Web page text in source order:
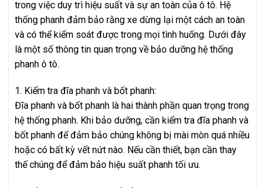
trong việc duy trì hiệu suất và sự an toàn của ô tô. Hệ
thống phanh đảm bảo rằng xe dừng lại một cách an toàn
và có thể kiểm soát được trong mọi tình huống. Dưới đây
là một số thông tin quan trọng về bảo dưỡng hệ thống
phanh ô tô.
1. Kiểm tra đĩa phanh và bốt phanh:
Đĩa phanh và bốt phanh là hai thành phần quan trọng trong
hệ thống phanh. Khi bảo dưỡng, cần kiểm tra đĩa phanh và
bốt phanh để đảm bảo chúng không bị mài mòn quá nhiều
hoặc có bất kỳ vết nứt nào. Nếu cần thiết, bạn cần thay
thế chúng để đảm bảo hiệu suất phanh tối ưu.